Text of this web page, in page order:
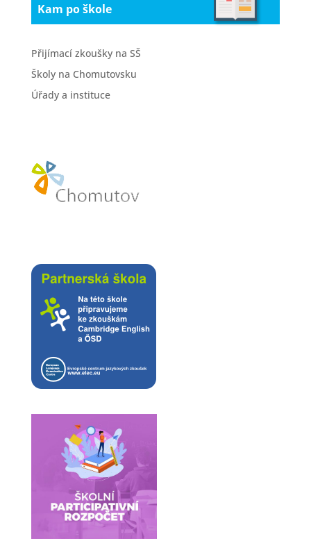
Kam po škole
Přijímací zkoušky na SŠ
Školy na Chomutovsku
Úřady a instituce